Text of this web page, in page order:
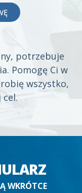
potrzebuje
Pomogę Ci w
wszystko,
cel.
WKRÓTCE